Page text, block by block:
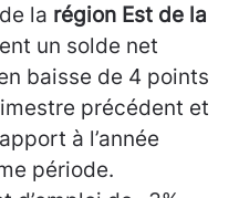
la région Est de la
un solde net
baisse de 4 points
précédent et
à l’année
période.